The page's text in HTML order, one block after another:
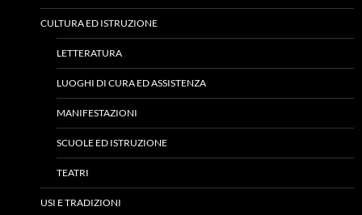
CULTURA ED ISTRUZIONE
LETTERATURA
LUOGHI DI CURA ED ASSISTENZA
MANIFESTAZIONI
SCUOLE ED ISTRUZIONE
TEATRI
USI E TRADIZIONI